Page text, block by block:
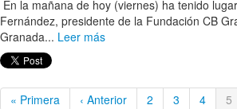
En la mañana de hoy (viernes) ha tenido
Fernández, presidente de la Fundación CB
Granada... Leer más
« Primera ‹ Anterior 2 3 4 5